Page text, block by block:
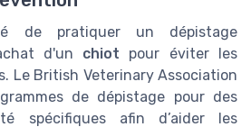
de pratiquer un dépistage
d'un chiot pour éviter les
Le British Veterinary Association
de dépistage pour des
spécifiques afin d’aider les